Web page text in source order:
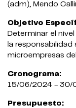
(adm), Mendo
Objetivo
Determinar el
la responsabilidad
microempresas
Cronograma:
15/06/2024 - 30/
Presupuesto: